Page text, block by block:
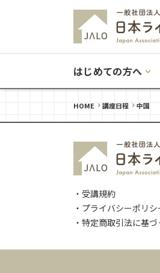
はじめての方へ
HOME 講座日程 中国
・受講規約
・プライバシーポリシ
・特定商取引法に基